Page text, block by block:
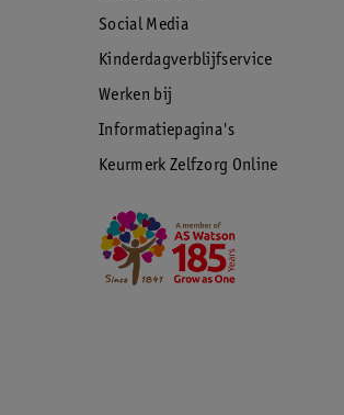
Social Media
Kinderdagverblijfservice
Werken bij
Informatiepagina's
Keurmerk Zelfzorg Online